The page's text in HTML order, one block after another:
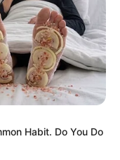
nə
0 0
Habit. Do You Do